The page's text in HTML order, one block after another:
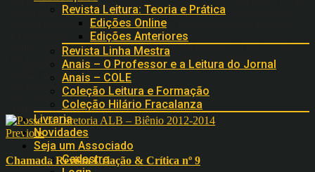
Revista Leitura: Teoria e Prática
Edições Online
Edições Anteriores
Revista Linha Mestra
Anais – O Professor e a Leitura do Jornal
Anais – COLE
Coleção Leitura e Formação
Coleção Hilário Fracalanza
Livraria
Novidades
Seja um Associado
Cadastro
Convidamos todos os associados para a posse da nova diretoria da ALB
que acontecerá no dia 18 de julho de 2012 após a Assembleia Ordinária
da Associação de Leitura do Brasil (ALB), no Salão Nobre da Faculdade
de Educação da Unicamp.
Pedimos desculpas aos associados da região nordeste e norte do nosso
país pelo atraso dos correios na entrega das cédulas da eleição.
Cordialmente.
Gabriela Fiorin Rigotti
Vice-Presidente da ALB
Secretária da ALB
Previous
Chamada Revista Criação & Crítica nº 9